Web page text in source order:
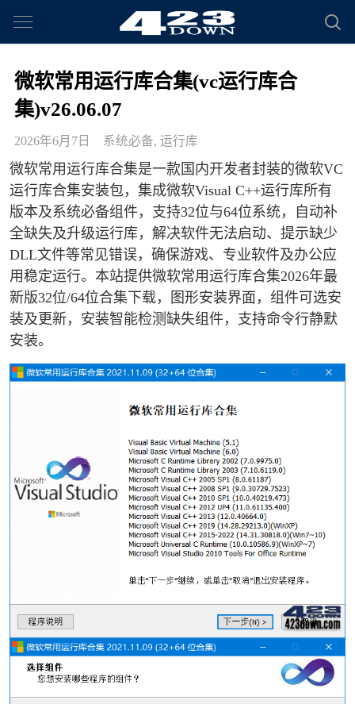
微软常用运行库合集(vc运行库合
集)v26.06.07
2026年6月7日 系统必备, 运行库
微软常用运行库合集是一款国内开发者封装的微软VC
运行库合集安装包，集成微软Visual C++运行库所有
版本及系统必备组件，支持32位与64位系统，自动补
全缺失及升级运行库，解决软件无法启动、提示缺少
DLL文件等常见错误，确保游戏、专业软件及办公应
用稳定运行。本站提供微软常用运行库合集2026年最
新版32位/64位合集下载，图形安装界面，组件可选安
装及更新，安装智能检测缺失组件，支持命令行静默
安装。